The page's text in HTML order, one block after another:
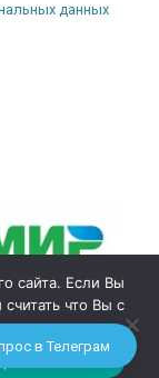
данных
в Телеграм
сайта. Если Вы
что Вы с
cookies